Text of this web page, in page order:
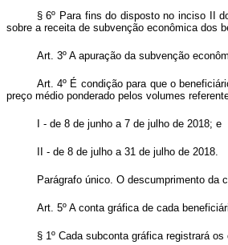
§ 6º Para fins do disposto no inciso II
sobre a receita de subvenção econômica dos
Art. 3º A apuração da subvenção
Art. 4º É condição para que o
preço médio ponderado pelos volumes
I - de 8 de junho a 7 de julho de 2018; e
II - de 8 de julho a 31 de julho de 2018.
Parágrafo único. O descumprimento da
Art. 5º A conta gráfica de cada
§ 1º Cada subconta gráfica registrará